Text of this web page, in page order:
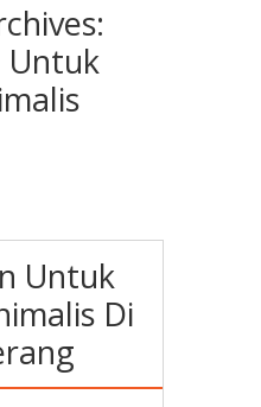
Untuk
Untuk
Di